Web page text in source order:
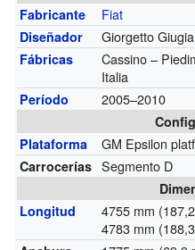
Fabricante
Fiat
Diseñador Giorgetto
Fábricas Cassino –
Italia
Período 2005–2010
Plataforma
GM Epsilon
Carrocerías Segmento D
Longitud
4755 mm
4783 mm